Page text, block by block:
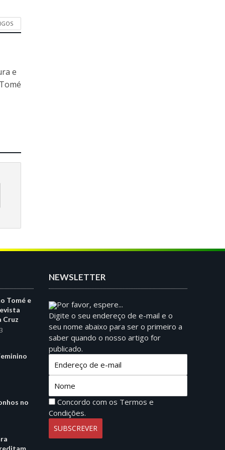
e
Tomé e
Cruz
no
NEWSLETTER
Por favor, espere...
Digite o seu endereço de e-mail e o
seu nome abaixo para ser o primeiro a
saber quando o nosso artigo for
publicado.
Concordo com os Termos e
Condições.